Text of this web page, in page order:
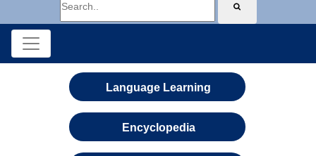
Language Learning
Encyclopedia